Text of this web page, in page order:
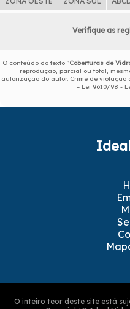
Verifique as
O conteúdo do texto "Coberturas de
reprodução, parcial ou total,
autorização do autor. Crime de
– Lei 9610/98 -
O inteiro teor deste site está